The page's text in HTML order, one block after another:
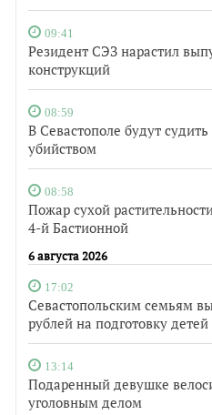
09:41
Резидент СЭЗ нарастил
конструкций
08:59
В Севастополе будут
убийством
08:58
Пожар сухой
4-й Бастионной
6 августа 2026
17:02
Севастопольским семьям
рублей на подготовку
13:14
Подаренный девушке
уголовным делом